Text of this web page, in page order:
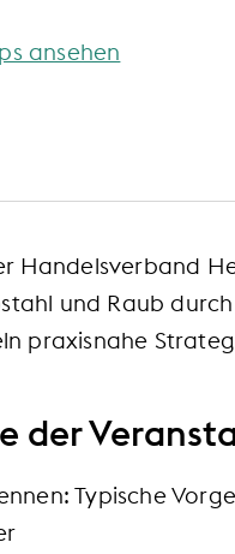
ansehen
Handelsverband
und Raub
praxisnahe
der
Typische